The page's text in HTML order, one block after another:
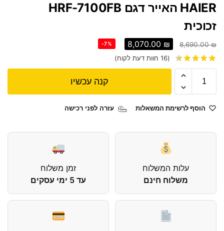
HAIER האייר דגם HRF-7100FB
זכוכית
8,690.00₪
8,070.00 ₪
-7%
(
16 חוות דעת לקוח)
קנה עכשיו
הוסף לרשימת המשאלות עזרה לפני רכישה
עלות המשלוח
משלוח חינם
זמן משלוח
עד 5 ימי עסקים